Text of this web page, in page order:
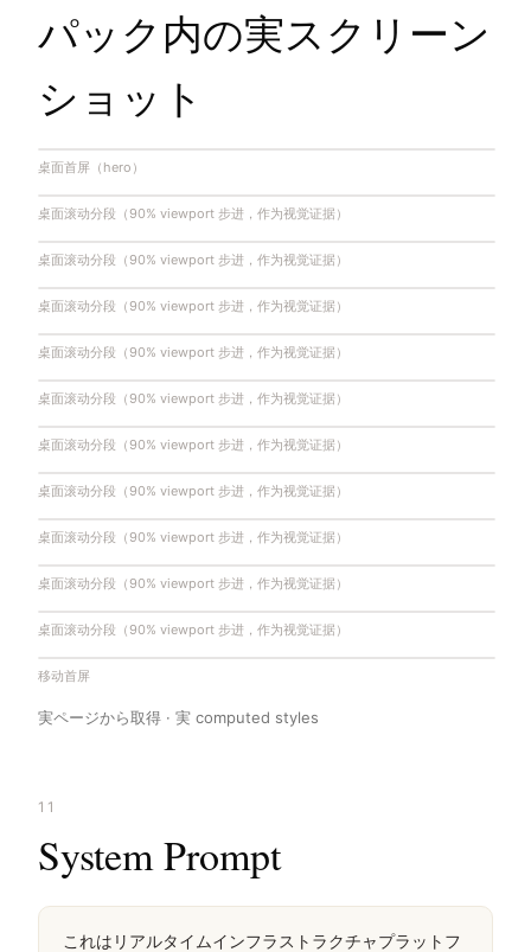
パック内の実スクリーン
ショット
桌面首屏（hero）
桌面滚动分段（90% viewport 步进，作为视觉证据）
桌面滚动分段（90% viewport 步进，作为视觉证据）
桌面滚动分段（90% viewport 步进，作为视觉证据）
桌面滚动分段（90% viewport 步进，作为视觉证据）
桌面滚动分段（90% viewport 步进，作为视觉证据）
桌面滚动分段（90% viewport 步进，作为视觉证据）
桌面滚动分段（90% viewport 步进，作为视觉证据）
桌面滚动分段（90% viewport 步进，作为视觉证据）
桌面滚动分段（90% viewport 步进，作为视觉证据）
桌面滚动分段（90% viewport 步进，作为视觉证据）
移动首屏
実ページから取得 · 実 computed styles
11
System Prompt
これはリアルタイムインフラストラクチャプラットフ